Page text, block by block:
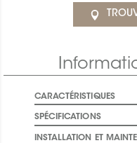
CARACTÉRISTIQUES
SPÉCIFICATIONS
INSTALLATION ET